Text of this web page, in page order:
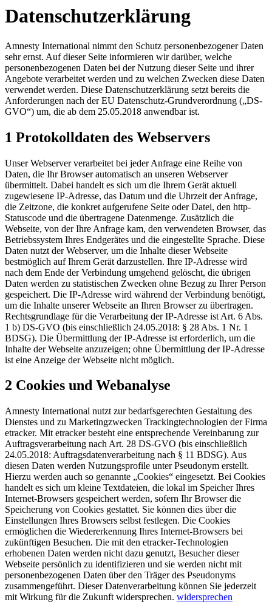
Datenschutzerklärung
Amnesty International nimmt den Schutz personenbezogener Daten
sehr ernst. Auf dieser Seite informieren wir darüber, welche
personenbezogenen Daten bei der Nutzung dieser Seite und ihrer
Angebote verarbeitet werden und zu welchen Zwecken diese Daten
verwendet werden. Diese Datenschutzerklärung setzt bereits die
Anforderungen nach der EU Datenschutz-Grundverordnung („DS-
GVO“) um, die ab dem 25.05.2018 anwendbar ist.
1 Protokolldaten des Webservers
Unser Webserver verarbeitet bei jeder Anfrage eine Reihe von
Daten, die Ihr Browser automatisch an unseren Webserver
übermittelt. Dabei handelt es sich um die Ihrem Gerät aktuell
zugewiesene IP-Adresse, das Datum und die Uhrzeit der Anfrage,
die Zeitzone, die konkret aufgerufene Seite oder Datei, den http-
Statuscode und die übertragene Datenmenge. Zusätzlich die
Webseite, von der Ihre Anfrage kam, den verwendeten Browser, das
Betriebssystem Ihres Endgerätes und die eingestellte Sprache. Diese
Daten nutzt der Webserver, um die Inhalte dieser Webseite
bestmöglich auf Ihrem Gerät darzustellen. Ihre IP-Adresse wird
nach dem Ende der Verbindung umgehend gelöscht, die übrigen
Daten werden zu statistischen Zwecken ohne Bezug zu Ihrer Person
gespeichert. Die IP-Adresse wird während der Verbindung benötigt,
um die Inhalte unserer Webseite an Ihren Browser zu übertragen.
Rechtsgrundlage für die Verarbeitung der IP-Adresse ist Art. 6 Abs.
1 b) DS-GVO (bis einschließlich 24.05.2018: § 28 Abs. 1 Nr. 1
BDSG). Die Übermittlung der IP-Adresse ist erforderlich, um die
Inhalte der Webseite anzuzeigen; ohne Übermittlung der IP-Adresse
ist eine Anzeige der Webseite nicht möglich.
2 Cookies und Webanalyse
Amnesty International nutzt zur bedarfsgerechten Gestaltung des
Dienstes und zu Marketingzwecken Trackingtechnologien der Firma
etracker. Mit etracker besteht eine entsprechende Vereinbarung zur
Auftragsverarbeitung nach Art. 28 DS-GVO (bis einschließlich
24.05.2018: Auftragsdatenverarbeitung nach § 11 BDSG). Aus
diesen Daten werden Nutzungsprofile unter Pseudonym erstellt.
Hierzu werden auch so genannte „Cookies“ eingesetzt. Bei Cookies
handelt es sich um kleine Textdateien, die lokal im Speicher Ihres
Internet-Browsers gespeichert werden, sofern Ihr Browser die
Speicherung von Cookies gestattet. Sie können dies über die
Einstellungen Ihres Browsers selbst festlegen. Die Cookies
ermöglichen die Wiedererkennung Ihres Internet-Browsers bei
zukünftigen Besuchen. Die mit den etracker-Technologien
erhobenen Daten werden nicht dazu genutzt, Besucher dieser
Webseite persönlich zu identifizieren und sie werden nicht mit
personenbezogenen Daten über den Träger des Pseudonyms
zusammengeführt. Dieser Datenverarbeitung können Sie jederzeit
mit Wirkung für die Zukunft widersprechen. widersprechen